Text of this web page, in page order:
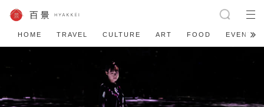
HOME TRAVEL CULTURE ART FOOD EVENT